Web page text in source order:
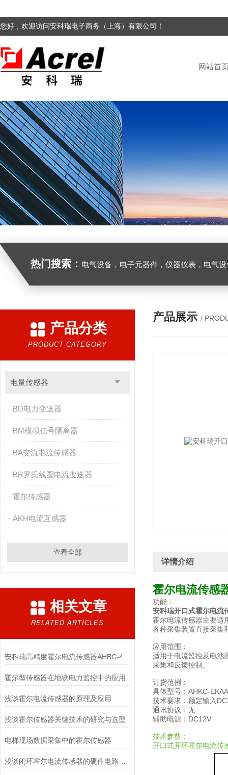
您好，欢迎访问安科瑞电子商务（上海）有限公司！
网站首
热门搜索： 电气设备，电子元器件，仪器仪表，电气
产品分类
PRODUCT CATEGORY
电量传感器
BD电力变送器
BM模拟信号隔离器
BA交流电流传感器
BR罗氏线圈电流变送器
霍尔传感器
AKH电流互感器
查看全部
相关文章
RELATED ARTICLES
安科瑞高精度霍尔电流传感器AHBC-400SS11-GJ1
霍尔型传感器在地铁电力监控中的应用
浅谈霍尔电流传感器的原理及应用
浅谈霍尔传感器关键技术的研究与选型
电梯现场数据采集中的霍尔传感器
产品展示 /
详情介绍
霍尔电流传感
功能：
安科瑞开口式霍尔电流
霍尔电流传感器主要适
各种采集装置直接采集
应用范围：
适用于电流监控及电池
采集和反馈控制。
订货范例：
具体型号：AHKC-
技术要求：额定输入
通讯协议：无
辅助电源：DC12V
技术参数：
开口式开环霍尔电流传